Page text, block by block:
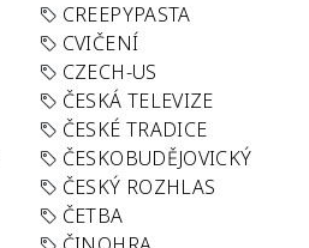
CREEPYPASTA
CVIČENÍ
CZECH-US
ČESKÁ TELEVIZE
ČESKÉ TRADICE
ČESKOBUDĚJOVICKÝ
ČESKÝ ROZHLAS
ČETBA